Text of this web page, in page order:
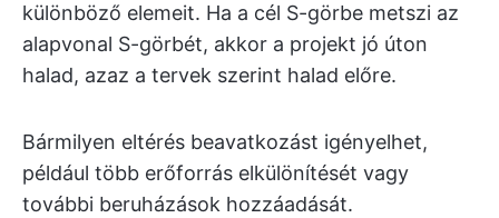
különböző elemeit. Ha a cél S-görbe metszi az
alapvonal S-görbét, akkor a projekt jó úton
halad, azaz a tervek szerint halad előre.
Bármilyen eltérés beavatkozást igényelhet,
például több erőforrás elkülönítését vagy
további beruházások hozzáadását.